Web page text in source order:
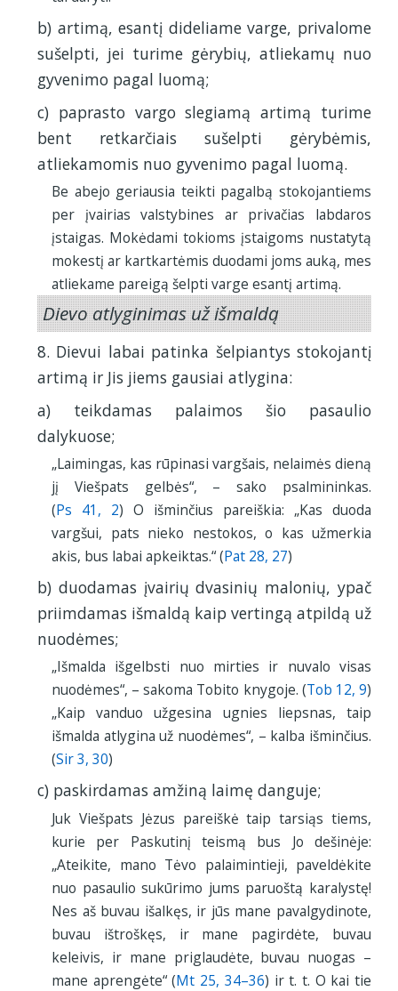
b) artimą, esantį dideliame varge, privalome
sušelpti, jei turime gėrybių, atliekamų nuo
gyvenimo pagal luomą;
c) paprasto vargo slegiamą artimą turime
bent retkarčiais sušelpti gėrybėmis,
atliekamomis nuo gyvenimo pagal luomą.
Be abejo geriausia teikti pagalbą stokojantiems
per įvairias valstybines ar privačias labdaros
įstaigas. Mokėdami tokioms įstaigoms nustatytą
mokestį ar kartkartėmis duodami joms auką, mes
atliekame pareigą šelpti varge esantį artimą.
Dievo atlyginimas už išmaldą
8. Dievui labai patinka šelpiantys stokojantį
artimą ir Jis jiems gausiai atlygina:
a) teikdamas palaimos šio pasaulio
dalykuose;
„Laimingas, kas rūpinasi vargšais, nelaimės dieną
jį Viešpats gelbės“, – sako psalmininkas.
(Ps 41, 2) O išminčius pareiškia: „Kas duoda
vargšui, pats nieko nestokos, o kas užmerkia
akis, bus labai apkeiktas.“ (Pat 28, 27)
b) duodamas įvairių dvasinių malonių, ypač
priimdamas išmaldą kaip vertingą atpildą už
nuodėmes;
„Išmalda išgelbsti nuo mirties ir nuvalo visas
nuodėmes“, – sakoma Tobito knygoje. (Tob 12, 9)
„Kaip vanduo užgesina ugnies liepsnas, taip
išmalda atlygina už nuodėmes“, – kalba išminčius.
(Sir 3, 30)
c) paskirdamas amžiną laimę danguje;
Juk Viešpats Jėzus pareiškė taip tarsiąs tiems,
kurie per Paskutinį teismą bus Jo dešinėje:
„Ateikite, mano Tėvo palaimintieji, paveldėkite
nuo pasaulio sukūrimo jums paruoštą karalystę!
Nes aš buvau išalkęs, ir jūs mane pavalgydinote,
buvau ištroškęs, ir mane pagirdėte, buvau
keleivis, ir mane priglaudėte, buvau nuogas –
mane aprengėte“ (Mt 25, 34–36) ir t. t. O kai tie